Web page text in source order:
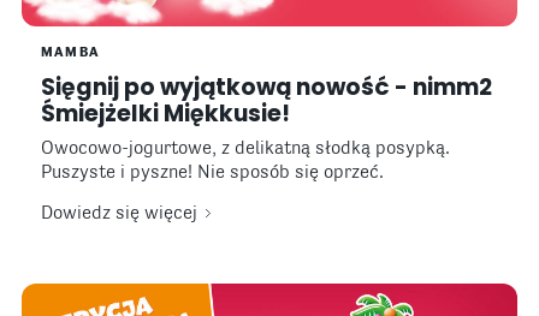
MAMBA
Sięgnij po wyjątkową nowość - nimm2
Śmiejżelki Miękkusie!
Owocowo-jogurtowe, z delikatną słodką posypką.
Puszyste i pyszne! Nie sposób się oprzeć.
Dowiedz się więcej